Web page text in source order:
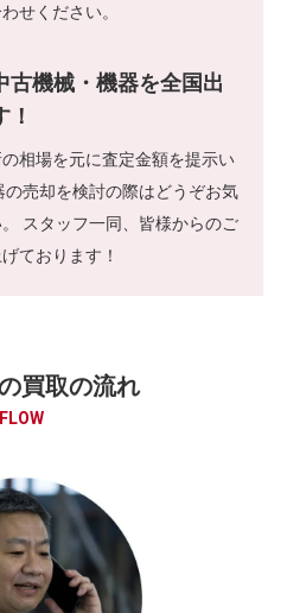
せください。
古機械・機器を全国出
相場を元に査定金額を提示い
売却を検討の際はどうぞお気
スタッフ一同、皆様からのご
ております！
買取の流れ
FLOW